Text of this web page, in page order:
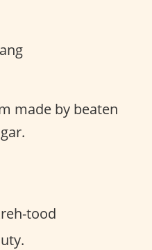
made by beaten
tood